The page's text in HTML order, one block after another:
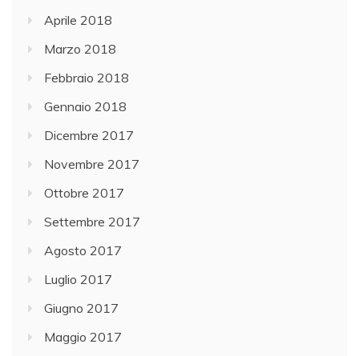
Aprile 2018
Marzo 2018
Febbraio 2018
Gennaio 2018
Dicembre 2017
Novembre 2017
Ottobre 2017
Settembre 2017
Agosto 2017
Luglio 2017
Giugno 2017
Maggio 2017